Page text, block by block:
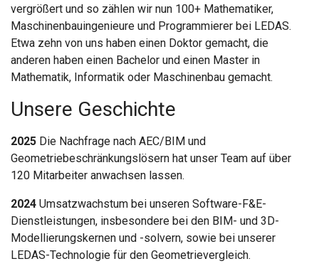
vergrößert und so zählen wir nun 100+ Mathematiker,
Maschinenbauingenieure und Programmierer bei LEDAS.
Etwa zehn von uns haben einen Doktor gemacht, die
anderen haben einen Bachelor und einen Master in
Mathematik, Informatik oder Maschinenbau gemacht.
Unsere Geschichte
2025 Die Nachfrage nach AEC/BIM und
Geometriebeschränkungslösern hat unser Team auf über
120 Mitarbeiter anwachsen lassen.
2024 Umsatzwachstum bei unseren Software-F&E-
Dienstleistungen, insbesondere bei den BIM- und 3D-
Modellierungskernen und -solvern, sowie bei unserer
LEDAS-Technologie für den Geometrievergleich.